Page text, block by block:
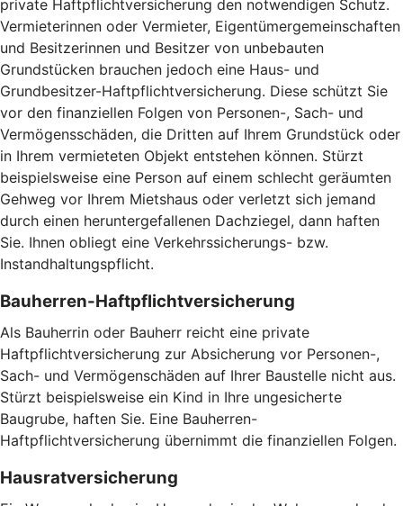
private Haftpflichtversicherung den notwendigen Schutz.
Vermieterinnen oder Vermieter, Eigentümergemeinschaften
und Besitzerinnen und Besitzer von unbebauten
Grundstücken brauchen jedoch eine Haus- und
Grundbesitzer-Haftpflichtversicherung. Diese schützt Sie
vor den finanziellen Folgen von Personen-, Sach- und
Vermögensschäden, die Dritten auf Ihrem Grundstück oder
in Ihrem vermieteten Objekt entstehen können. Stürzt
beispielsweise eine Person auf einem schlecht geräumten
Gehweg vor Ihrem Mietshaus oder verletzt sich jemand
durch einen heruntergefallenen Dachziegel, dann haften
Sie. Ihnen obliegt eine Verkehrssicherungs- bzw.
Instandhaltungspflicht.
Bauherren-Haftpflichtversicherung
Als Bauherrin oder Bauherr reicht eine private
Haftpflichtversicherung zur Absicherung vor Personen-,
Sach- und Vermögenschäden auf Ihrer Baustelle nicht aus.
Stürzt beispielsweise ein Kind in Ihre ungesicherte
Baugrube, haften Sie. Eine Bauherren-
Haftpflichtversicherung übernimmt die finanziellen Folgen.
Hausratversicherung